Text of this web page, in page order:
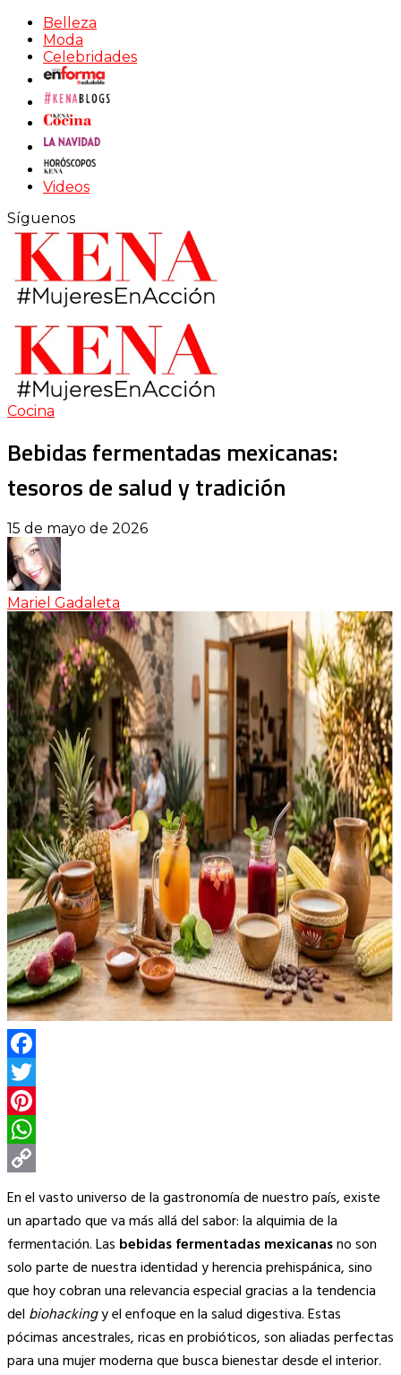
Belleza
Moda
Celebridades
Videos
Síguenos
Cocina
Bebidas fermentadas mexicanas:
tesoros de salud y tradición
15 de mayo de 2026
Mariel Gadaleta
Facebook
Twitter
Pinterest
WhatsApp
Copy
Link
En el vasto universo de la gastronomía de nuestro país, existe
un apartado que va más allá del sabor: la alquimia de la
fermentación. Las bebidas fermentadas mexicanasno son
solo parte de nuestra identidad y herencia prehispánica, sino
que hoy cobran una relevancia especial gracias a la tendencia
del biohackingy el enfoque en la salud digestiva. Estas
pócimas ancestrales, ricas en probióticos, son aliadas perfectas
para una mujer moderna que busca bienestar desde el interior.